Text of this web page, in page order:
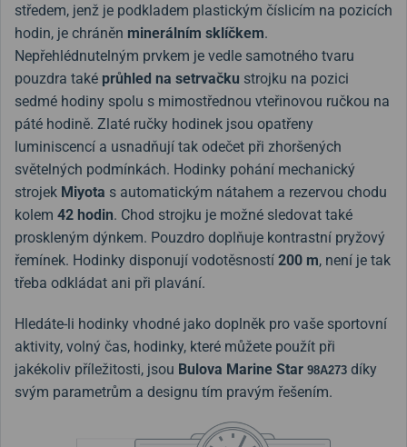
středem, jenž je podkladem plastickým číslicím na pozicích
hodin, je chráněn minerálním sklíčkem.
Nepřehlédnutelným prvkem je vedle samotného tvaru
pouzdra také průhled na setrvačku strojku na pozici
sedmé hodiny spolu s mimostřednou vteřinovou ručkou na
páté hodině. Zlaté ručky hodinek jsou opatřeny
luminiscencí a usnadňují tak odečet při zhoršených
světelných podmínkách. Hodinky pohání mechanický
strojek Miyota s automatickým nátahem a rezervou chodu
kolem 42 hodin. Chod strojku je možné sledovat také
proskleným dýnkem. Pouzdro doplňuje kontrastní pryžový
řemínek. Hodinky disponují vodotěsností 200 m, není je tak
třeba odkládat ani při plavání.
Hledáte-li hodinky vhodné jako doplněk pro vaše sportovní
aktivity, volný čas, hodinky, které můžete použít při
jakékoliv příležitosti, jsou Bulova Marine Star 98A273 díky
svým parametrům a designu tím pravým řešením.